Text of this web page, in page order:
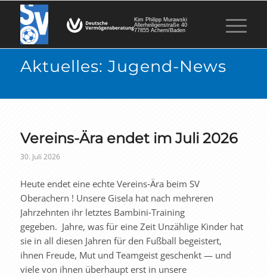
Kim Philipp Murawski
Allerheiligenstraße 40
77855 Achern/Baden
Aktuelles: Jugend-News
Vereins-Ära endet im Juli 2026
30. Juli 2026
Heute endet eine echte Vereins‑Ära beim SV
Oberachern ! Unsere Gisela hat nach mehreren
Jahrzehnten ihr letztes Bambini‑Training
gegeben. Jahre, was für eine Zeit Unzählige Kinder hat
sie in all diesen Jahren für den Fußball begeistert,
ihnen Freude, Mut und Teamgeist geschenkt — und
viele von ihnen überhaupt erst in unsere